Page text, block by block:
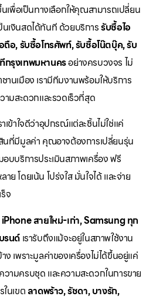
นเพื่อเป็นทางเลือกให้คุณสามารถเปลี่ยน
นเงินสดได้ทันที ด้วยบริการรับซื้อไอ
อ, รับซื้อโทรศัพท์, รับซื้อโน๊ตบุ๊ค, รับ
กรุงเทพมหานครอย่างครบวงจร ไม่
านเมือง เรามีทีมงานพร้อมให้บริการ
ามสะดวกและรวดเร็วที่สุด
เข้าใจดีว่าอุปกรณ์แต่ละชิ้นไม่ใช่แค่
นที่มีมูลค่า คุณอาจต้องการเปลี่ยนรุ่น
บบริการประเมินสภาพเครื่อง ฟรี
โดยเน้น โปร่งใส มั่นใจได้ และจ่าย
จ
iPhone สายใหม่-เก่า, Samsung ทุก
รนด์ เรารับถึงแม้จะอยู่ในสภาพใช้งาน
เพราะมูลค่าของเครื่องไม่ได้ขึ้นอยู่แค่
ามครบชุด และความสะดวกในการขาย
นเขตลาดพร้าว, รัชดา, บางรัก,